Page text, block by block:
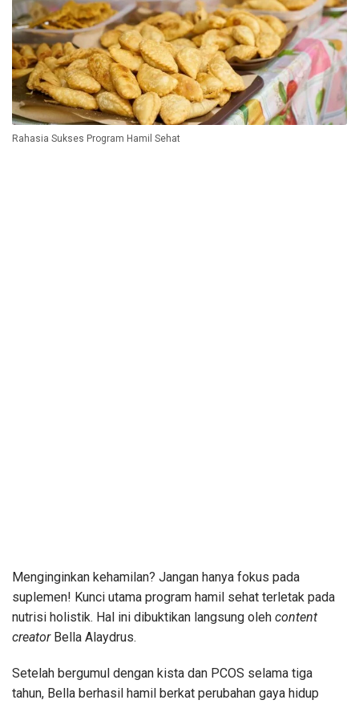
Rahasia Sukses Program Hamil Sehat
Menginginkan kehamilan? Jangan hanya fokus pada
suplemen! Kunci utama program hamil sehat terletak pada
nutrisi holistik. Hal ini dibuktikan langsung oleh content
creatorBella Alaydrus.
Setelah bergumul dengan kista dan PCOS selama tiga
tahun, Bella berhasil hamil berkat perubahan gaya hidup